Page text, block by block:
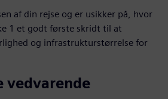
af din rejse og er usikker på, hvor
1 et godt første skridt til at
og infrastrukturstørrelse for
vedvarende